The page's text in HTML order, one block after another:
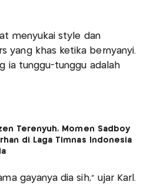
menyukai style dan
yang khas ketika bernyanyi.
ia tunggu-tunggu adalah
Terenyuh, Momen Sadboy
di Laga Timnas Indonesia
gayanya dia sih,” ujar Karl.